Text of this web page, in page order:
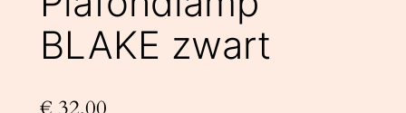
BLAKE zwart